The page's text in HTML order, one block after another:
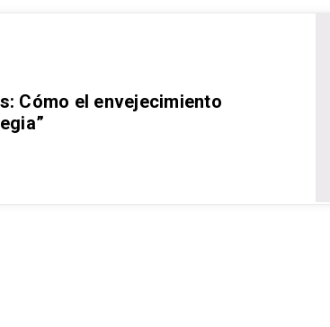
Cómo el envejecimiento